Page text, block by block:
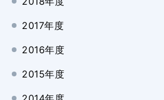
2017年度
2016年度
2015年度